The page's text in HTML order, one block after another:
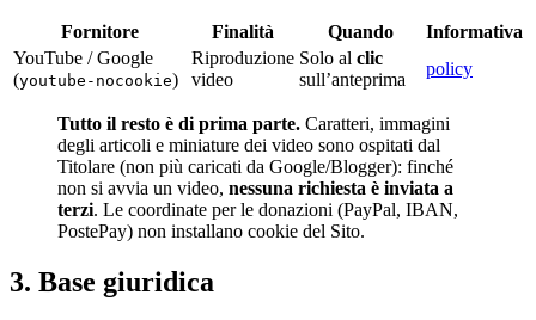
Fornitore Finalità Quando
Informativa
YouTube / Google
(youtube-nocookie)
Riproduzione
video
Solo al clic
sull’anteprima
policy
Tutto il resto è di prima parte. Caratteri, immagini
degli articoli e miniature dei video sono ospitati dal
Titolare (non più caricati da Google/Blogger): finché
non si avvia un video, nessuna richiesta è inviata a
terzi. Le coordinate per le donazioni (PayPal, IBAN,
PostePay) non installano cookie del Sito.
3. Base giuridica